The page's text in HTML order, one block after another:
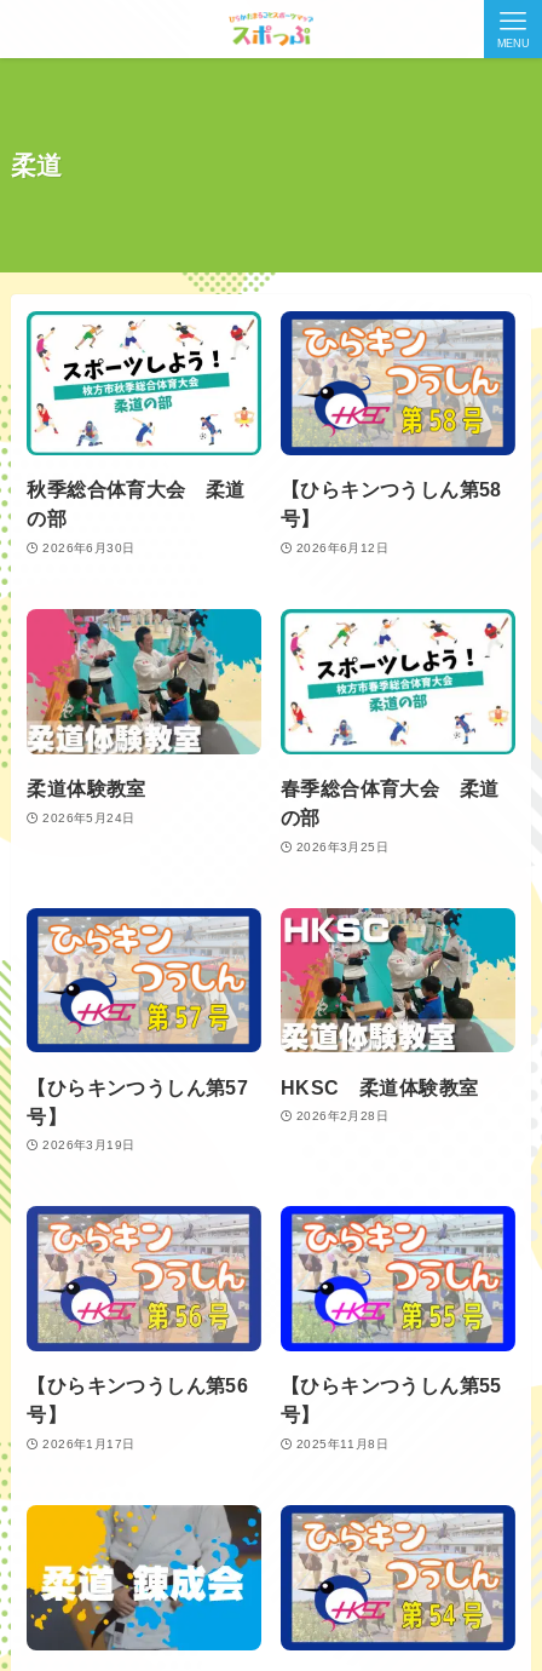
MENU
柔道
秋季総合体育大会 柔道
の部
2026年6月30日
【ひらキンつうしん第58
号】
2026年6月12日
柔道体験教室
2026年5月24日
春季総合体育大会 柔道
の部
2026年3月25日
【ひらキンつうしん第57
号】
2026年3月19日
HKSC 柔道体験教室
2026年2月28日
【ひらキンつうしん第56
号】
2026年1月17日
【ひらキンつうしん第55
号】
2025年11月8日